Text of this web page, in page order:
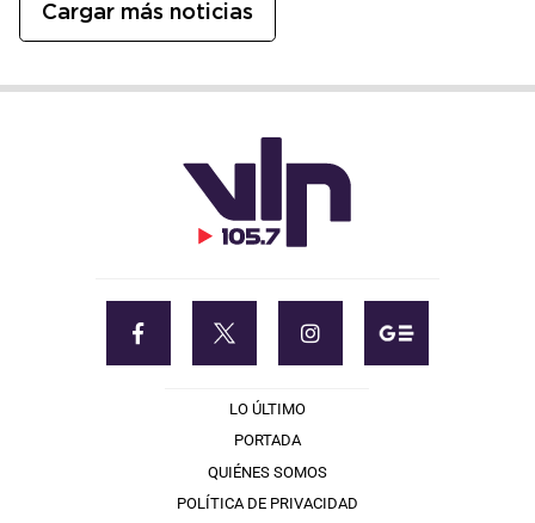
Cargar más noticias
LO ÚLTIMO
PORTADA
QUIÉNES SOMOS
POLÍTICA DE PRIVACIDAD